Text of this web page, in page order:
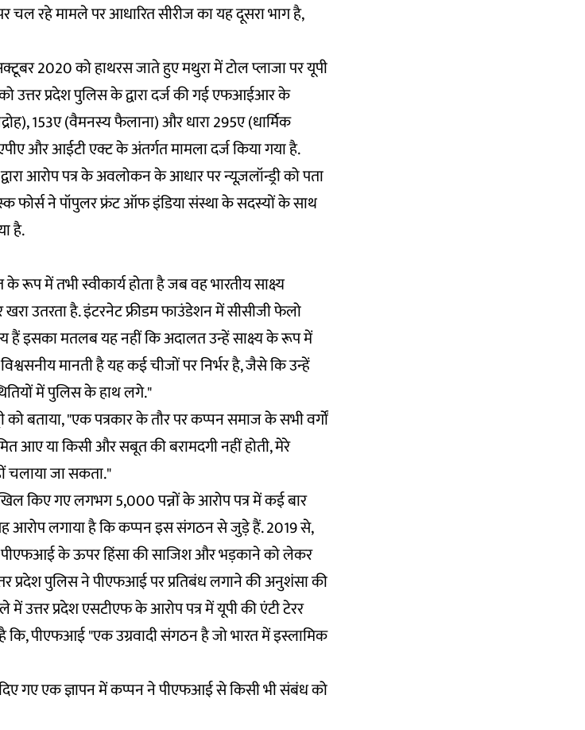
पर चल रहे मामले पर आधारित सीरीज का यह दूसरा भाग है,
2020 को हाथरस जाते हुए मथुरा में टोल प्लाजा पर यूपी
उत्तर प्रदेश पुलिस के द्वारा दर्ज की गई एफआईआर के
153ए (वैमनस्य फैलाना) और धारा 295ए (धार्मिक
और आईटी एक्ट के अंतर्गत मामला दर्ज किया गया है.
आरोप पत्र के अवलोकन के आधार पर न्यूज़लॉन्ड्री को पता
फोर्स ने पॉपुलर फ्रंट ऑफ इंडिया संस्था के सदस्यों के साथ
है.
रूप में तभी स्वीकार्य होता है जब वह भारतीय साक्ष्य
खरा उतरता है. इंटरनेट फ्रीडम फाउंडेशन में सीसीजी फेलो
हैं इसका मतलब यह नहीं कि अदालत उन्हें साक्ष्य के रूप में
मानती है यह कई चीजों पर निर्भर है, जैसे कि उन्हें
में पुलिस के हाथ लगे."
बताया, "एक पत्रकार के तौर पर कप्पन समाज के सभी वर्गों
या किसी और सबूत की बरामदगी नहीं होती, मेरे
चलाया जा सकता."
किए गए लगभग 5,000 पन्नों के आरोप पत्र में कई बार
आरोप लगाया है कि कप्पन इस संगठन से जुड़े हैं. 2019 से,
पीएफआई के ऊपर हिंसा की साजिश और भड़काने को लेकर
प्रदेश पुलिस ने पीएफआई पर प्रतिबंध लगाने की अनुशंसा की
उत्तर प्रदेश एसटीएफ के आरोप पत्र में यूपी की एंटी टेरर
कि, पीएफआई "एक उग्रवादी संगठन है जो भारत में इस्लामिक
गए एक ज्ञापन में कप्पन ने पीएफआई से किसी भी संबंध को